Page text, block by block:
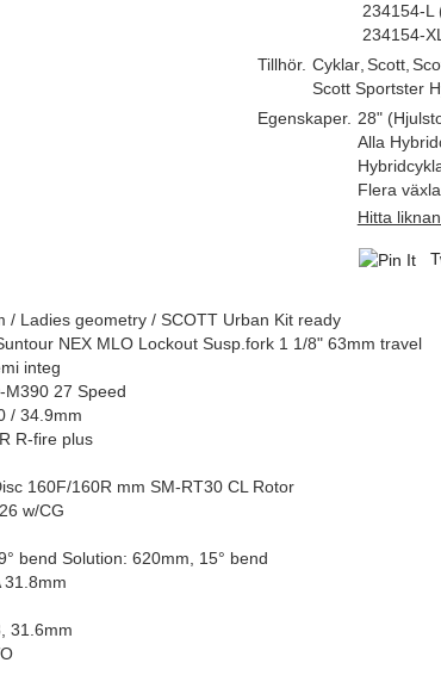
234154-L
234154-
Tillhör. Cyklar, Scott,
Scott Sportster
Egenskaper. 28"
Alla
Flera
Hitta
/ Ladies geometry / SCOTT Urban Kit ready
NEX MLO Lockout Susp.fork 1 1/8" 63mm travel
integ
27 Speed
/ 34.9mm
R-fire plus
160F/160R mm SM-RT30 CL Rotor
w/CG
bend Solution: 620mm, 15° bend
31.6mm